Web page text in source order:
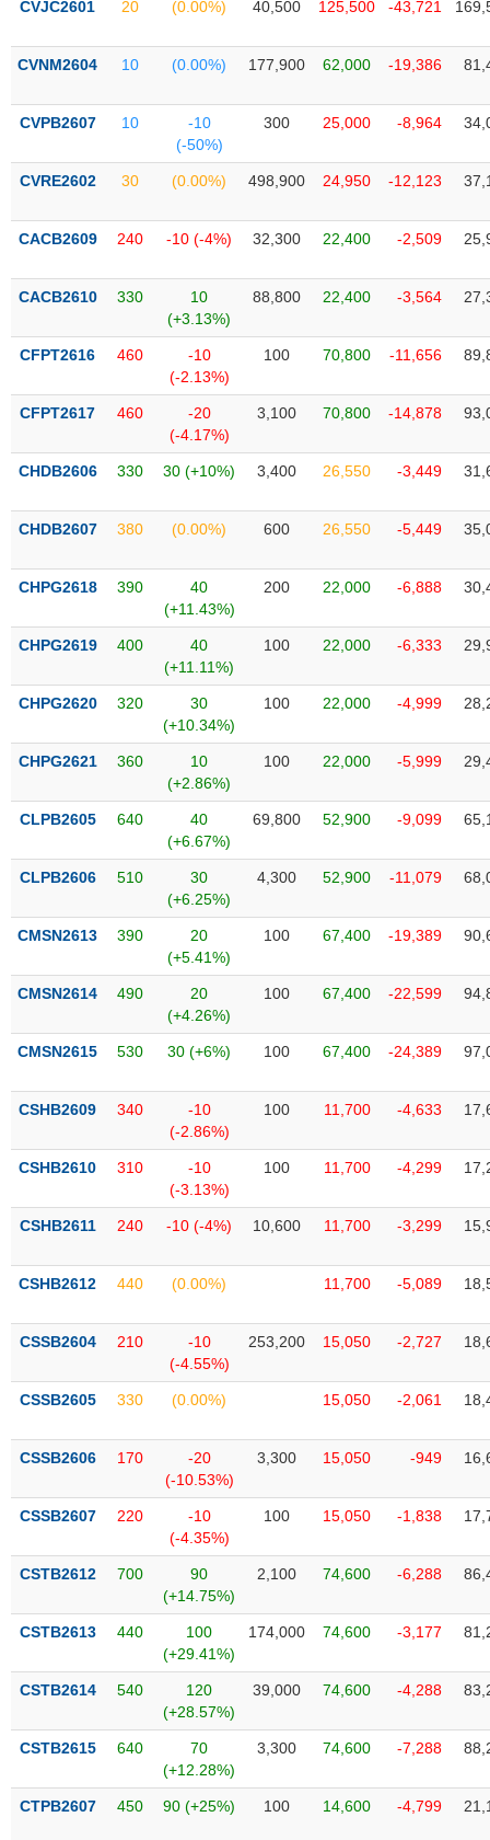
Tâm
thị
trường
CVJC2601 20 (0.00%) 40,500 125,500 -43,721
CVNM2604 10 (0.00%) 177,900 62,000 -19,386
CVPB2607 10
-10
(-50%)
300 25,000 -8,964
CVRE2602 30 (0.00%) 498,900 24,950 -12,123
CACB2609 240 -10 (-4%) 32,300 22,400 -2,509
CACB2610 330
10
(+3.13%)
88,800 22,400 -3,564
CFPT2616 460
-10
(-2.13%)
100 70,800 -11,656
CFPT2617 460
-20
(-4.17%)
3,100 70,800 -14,878
CHDB2606 330 30 (+10%) 3,400 26,550 -3,449
CHDB2607 380 (0.00%) 600 26,550 -5,449
CHPG2618 390
40
(+11.43%)
200 22,000 -6,888
CHPG2619 400
40
(+11.11%)
100 22,000 -6,333
CHPG2620 320
30
(+10.34%)
100 22,000 -4,999
CHPG2621 360
10
(+2.86%)
100 22,000 -5,999
CLPB2605 640
40
(+6.67%)
69,800 52,900 -9,099
CLPB2606 510
30
(+6.25%)
4,300 52,900 -11,079
CMSN2613 390
20
(+5.41%)
100 67,400 -19,389
CMSN2614 490
20
(+4.26%)
100 67,400 -22,599
CMSN2615 530 30 (+6%) 100 67,400 -24,389
CSHB2609 340
-10
(-2.86%)
100 11,700 -4,633
CSHB2610 310
-10
(-3.13%)
100 11,700 -4,299
CSHB2611 240 -10 (-4%) 10,600 11,700 -3,299
CSHB2612 440 (0.00%) 11,700 -5,089
CSSB2604 210
-10
(-4.55%)
253,200 15,050 -2,727
CSSB2605 330 (0.00%) 15,050 -2,061
CSSB2606 170
-20
(-10.53%)
3,300 15,050 -949
CSSB2607 220
-10
(-4.35%)
100 15,050 -1,838
CSTB2612 700
90
(+14.75%)
2,100 74,600 -6,288
CSTB2613 440
100
(+29.41%)
174,000 74,600 -3,177
CSTB2614 540
120
(+28.57%)
39,000 74,600 -4,288
CSTB2615 640
70
(+12.28%)
3,300 74,600 -7,288
CTPB2607 450 90 (+25%) 100 14,600 -4,799
DÙNG
THIẾT
YẾU
TIÊU
THIẾT
YẾU
CHĂM
SỨC
TÀI
TIN
VỤ
THÔNG
TIỆN
ÍCH
BẤT
SẢN
Mã
chứng
(-)
Cổ phiếu Chỉ số
đạo
(-)
Tất cả Người nội bộ Người liên quan Cổ đông lớn
Tin
tức
của